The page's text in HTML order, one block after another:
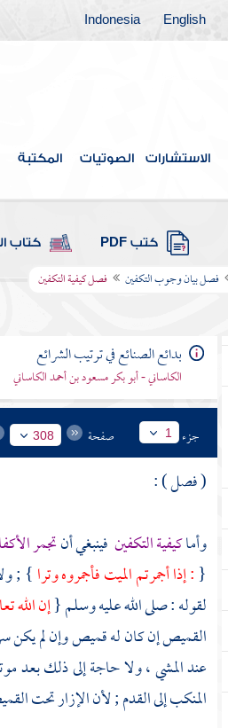
English
Indonesia
الاستشارات الصوتيات المكتبة
كتب PDF كتاب
فصل بيان وجوب التكفين فصل كيفية التكفين
بدائع الصنائع في ترتيب الشرائع
الكاساني - أبو بكر مسعود بن أحمد الكاساني
جزء 1 صفحة 308
( فصل ) :
وأماكيفية التكفين فينبغي أنتجمر
{: إذا أجمرتم الميت فأجمروه وترا} ;
لقوله : صلى الله عليه وسلم {إن الله
القميص إن كان له قميص وإن لم يكن
عند المشي ، ولا حاجة إلى ذلك بعد
المنكب إلى القدم ; لأن الإزار تحت